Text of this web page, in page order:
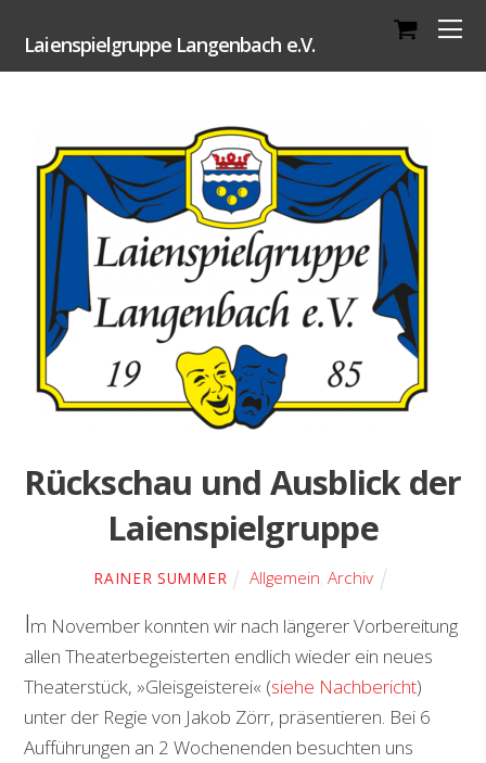
Laienspielgruppe Langenbach e.V.
Rückschau und Ausblick der
Laienspielgruppe
RAINER SUMMER Allgemein Archiv
Im November konnten wir nach längerer Vorbereitung
allen Theaterbegeisterten endlich wieder ein neues
Theaterstück, »Gleisgeisterei« (siehe Nachbericht)
unter der Regie von Jakob Zörr, präsentieren. Bei 6
Aufführungen an 2 Wochenenden besuchten uns